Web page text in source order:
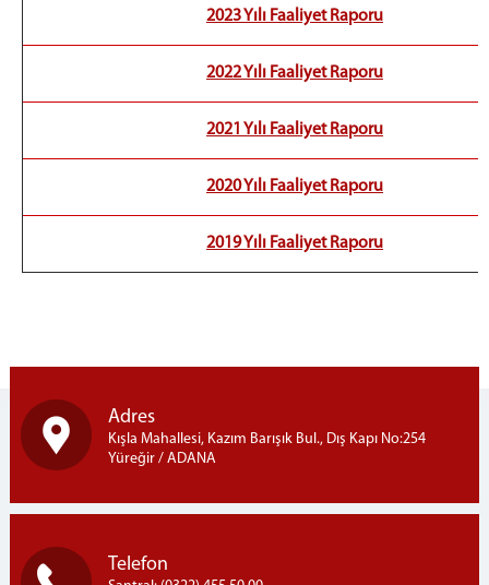
Adana Bilirkişilik Bölge Kurulu
2023 Yılı Faaliyet Raporu
2022 Yılı Faaliyet Raporu
2021 Yılı Faaliyet Raporu
2020 Yılı Faaliyet Raporu
2019 Yılı Faaliyet Raporu
Adres
Kışla Mahallesi, Kazım Barışık Bul., Dış Kapı No:254
Yüreğir / ADANA
Telefon